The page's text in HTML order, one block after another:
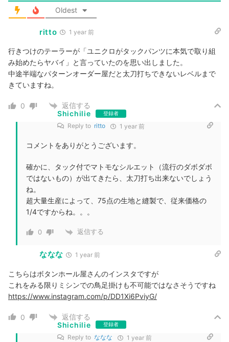
Oldest
ritto 1 year 前
行きつけのテーラーが「ユニクロがタックパンツに本気で取り組
み始めたらヤバイ」と言っていたのを思い出しました。
中途半端なパターンオーダー屋だと太刀打ちできないレベルまで
きていますね。
0
返信する
Shichilie
登録者
Reply to ritto 1 year 前
コメントをありがとうございます。
確かに、タック付でマトモなシルエット（流行のダボダボ
ではないもの）が出てきたら、太刀打ち出来ないでしょう
ね。
超大量生産によって、75点の生地と縫製で、従来価格の
1/4ですからね。。。
0 返信する
ななな 1 year 前
こちらはボタンホール屋さんのインスタですが
これをみる限りミシンでの鳥足掛けも不可能ではなさそうですね
https://www.instagram.com/p/DD1Xi6PviyG/
0
返信する
Shichilie
登録者
Reply to ななな 1 year 前